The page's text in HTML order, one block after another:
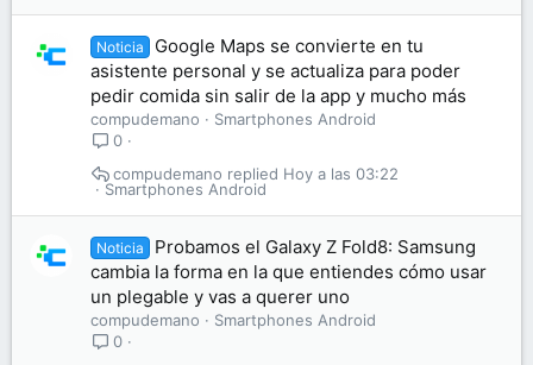
Noticia
Google Maps se convierte en tu
asistente personal y se actualiza para poder
pedir comida sin salir de la app y mucho más
compudemano
Smartphones Android
0
Smartphones Android
Hoy a las 03:22
compudemano
Noticia
Probamos el Galaxy Z Fold8: Samsung
cambia la forma en la que entiendes cómo usar
un plegable y vas a querer uno
compudemano
Smartphones Android
0